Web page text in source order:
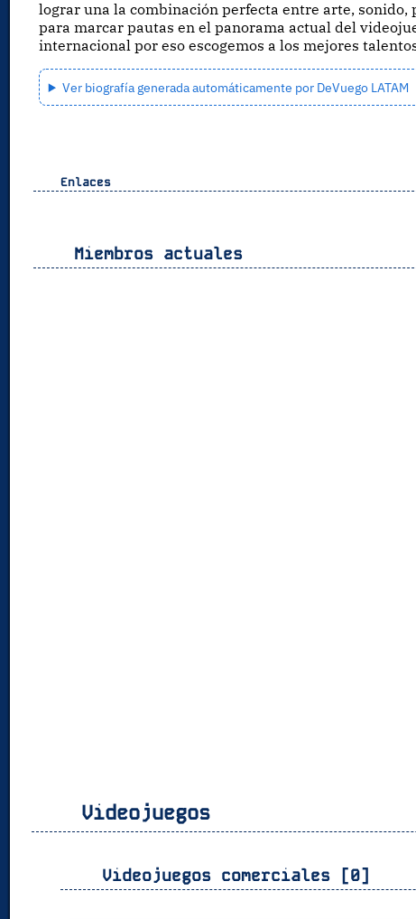
lograr una la combinación perfecta entre arte,
para marcar pautas en el panorama actual del
internacional por eso escogemos a los mejores
Ver biografía generada automáticamente por DeVuego LATAM
Enlaces
Miembros actuales
Videojuegos
Videojuegos comerciales [0]